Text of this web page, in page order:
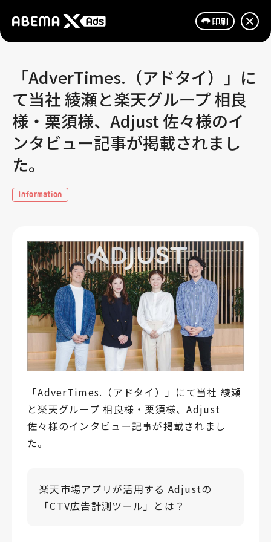
印刷
「AdverTimes.（アドタイ）」に
て当社 綾瀬と楽天グループ 相良
様・栗須様、Adjust 佐々様のイ
ンタビュー記事が掲載されまし
た。
Information
「AdverTimes.（アドタイ）」にて当社 綾瀬
と楽天グループ 相良様・栗須様、Adjust
佐々様のインタビュー記事が掲載されまし
た。
楽天市場アプリが活用する Adjustの
「CTV広告計測ツール」とは？